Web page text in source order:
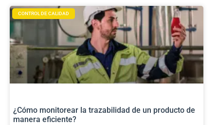
CONTROL DE CALIDAD
¿Cómo monitorear la trazabilidad de un producto de
manera eficiente?